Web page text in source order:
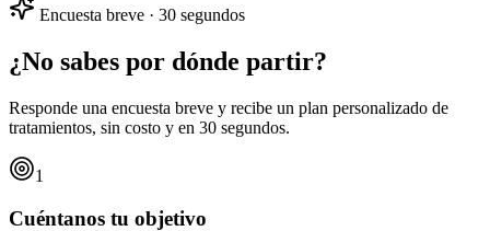
Encuesta breve · 30 segundos
¿No sabes por dónde partir?
Responde una encuesta breve y recibe un plan personalizado de
tratamientos, sin costo y en 30 segundos.
1
Cuéntanos tu objetivo